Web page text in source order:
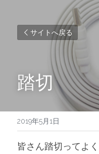
サイトへ戻る
踏切
2019年5月1日
皆さん踏切ってよ